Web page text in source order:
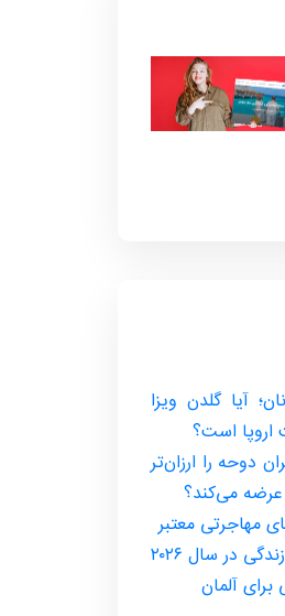
آیا گلدن ویزا
اروپا است؟
دوحه را ارزان‌تر
عرضه می‌کند؟
مهاجرتی معتبر
در سال ۲۰۲۶
آلمان